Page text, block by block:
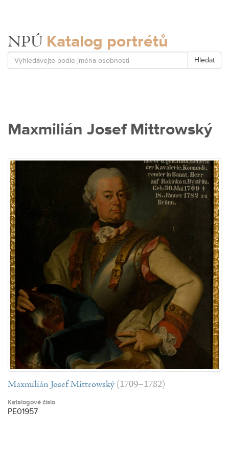
NPÚ Katalog portrétů
Hledat
Maxmilián Josef Mittrowský
Maxmilián Josef Mittrowský (1709–1782)
Katalogové číslo
PE01957